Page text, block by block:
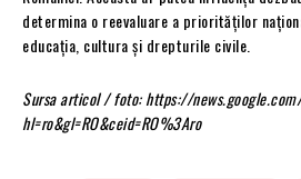
determina o reevaluare a priorităților
educația, cultura și drepturile civile.
Sursa articol / foto: https://
hl=ro&gl=RO&ceid=RO%3Aro